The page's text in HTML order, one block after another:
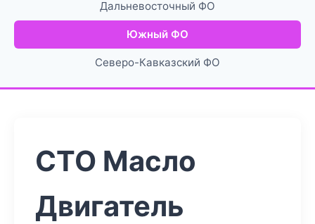
Дальневосточный ФО
Южный ФО
Северо-Кавказский ФО
СТО Масло
Двигатель